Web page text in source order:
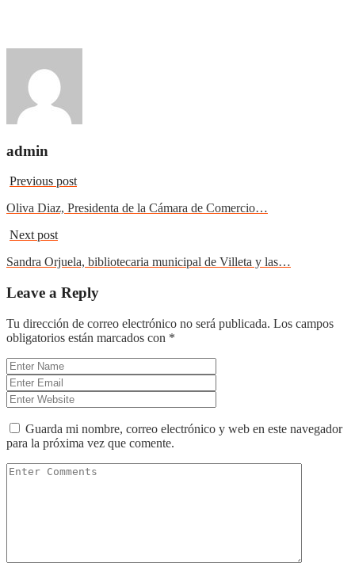
admin
Previous post
Oliva Diaz, Presidenta de la Cámara de Comercio…
Next post
Sandra Orjuela, bibliotecaria municipal de Villeta y las…
Leave a Reply
Tu dirección de correo electrónico no será publicada. Los campos
obligatorios están marcados con *
Guarda mi nombre, correo electrónico y web en este navegador
para la próxima vez que comente.